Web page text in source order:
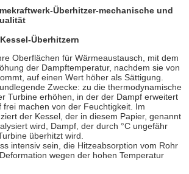
Überhitzer-mechanische und
Überhitzern
Oberflächen für Wärmeaustausch, mit dem
der Dampftemperatur, nachdem sie von
auf einen Wert höher als Sättigung.
Zwecke: zu die thermodynamische
Turbine erhöhen, in der der Dampf erweitert
frei machen von der Feuchtigkeit. Im
der Kessel, der in diesem Papier, genannt
wird, Dampf, der durch °C ungefähr
überhitzt wird.
intensiv sein, die Hitzeabsorption vom Rohr
wegen der hohen Temperatur